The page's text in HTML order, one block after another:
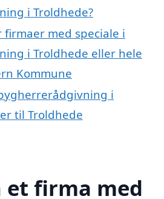
i Troldhede?
firmaer med speciale i
i Troldhede eller hele
Kommune
i
til Troldhede
et firma med